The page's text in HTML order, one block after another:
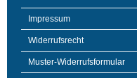
Impressum
Widerrufsrecht
Muster-Widerrufsformular